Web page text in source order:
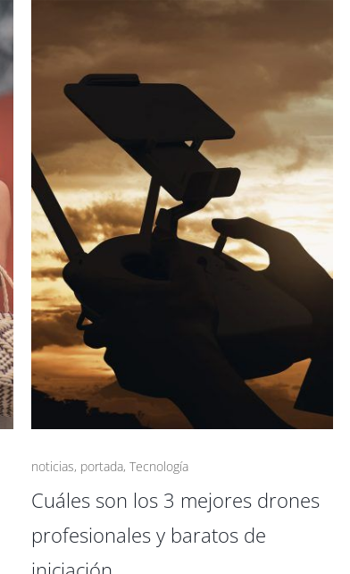
noticias, portada, Tecnología
Cuáles son los 3 mejores drones
profesionales y baratos de